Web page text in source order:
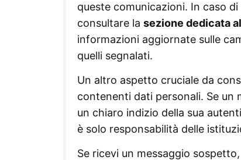
queste comunicazioni. In caso
consultare la sezione dedicata
informazioni aggiornate sulle
quelli segnalati.
Un altro aspetto cruciale da
contenenti dati personali. Se un
un chiaro indizio della sua
è solo responsabilità delle
Se ricevi un messaggio